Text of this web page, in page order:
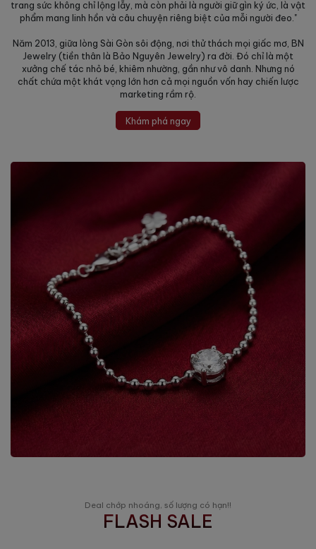
trang sức không chỉ lộng lẫy, mà còn phải là người giữ gìn ký ức, là vật
phẩm mang linh hồn và câu chuyện riêng biệt của mỗi người đeo."
Năm 2013, giữa lòng Sài Gòn sôi động, nơi thử thách mọi giấc mơ, BN
Jewelry (tiền thân là Bảo Nguyên Jewelry) ra đời. Đó chỉ là một
xưởng chế tác nhỏ bé, khiêm nhường, gần như vô danh. Nhưng nó
chất chứa một khát vọng lớn hơn cả mọi nguồn vốn hay chiến lược
marketing rầm rộ.
Khám phá ngay
Deal chớp nhoáng, số lượng có hạn!!
FLASH SALE